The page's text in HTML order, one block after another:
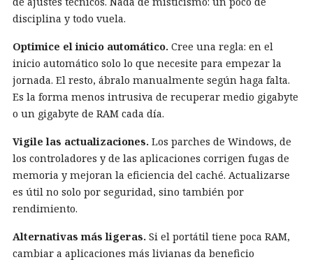
disciplina y todo vuela.
Optimice el inicio automático. Cree una regla: en el
inicio automático solo lo que necesite para empezar la
jornada. El resto, ábralo manualmente según haga falta.
Es la forma menos intrusiva de recuperar medio gigabyte
o un gigabyte de RAM cada día.
Vigile las actualizaciones. Los parches de Windows, de
los controladores y de las aplicaciones corrigen fugas de
memoria y mejoran la eficiencia del caché. Actualizarse
es útil no solo por seguridad, sino también por
rendimiento.
Alternativas más ligeras. Si el portátil tiene poca RAM,
cambiar a aplicaciones más livianas da beneficio